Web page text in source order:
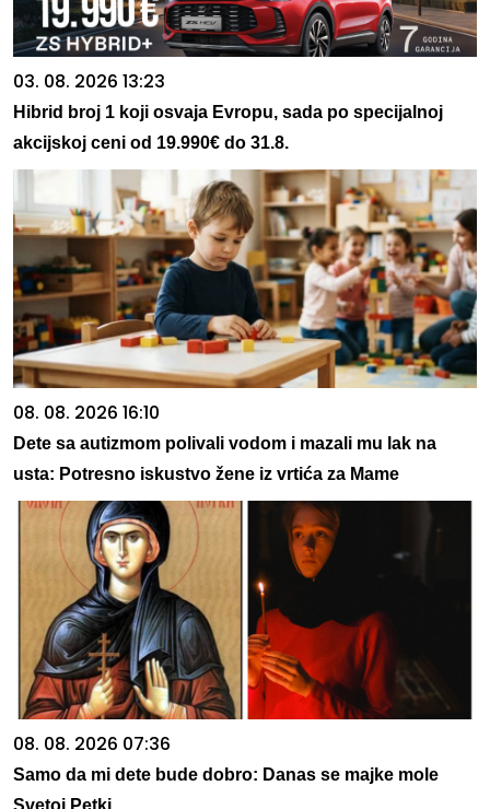
03. 08. 2026 13:23
Hibrid broj 1 koji osvaja Evropu, sada po specijalnoj
akcijskoj ceni od 19.990€ do 31.8.
08. 08. 2026 16:10
Dete sa autizmom polivali vodom i mazali mu lak na
usta: Potresno iskustvo žene iz vrtića za Mame
08. 08. 2026 07:36
Samo da mi dete bude dobro: Danas se majke mole